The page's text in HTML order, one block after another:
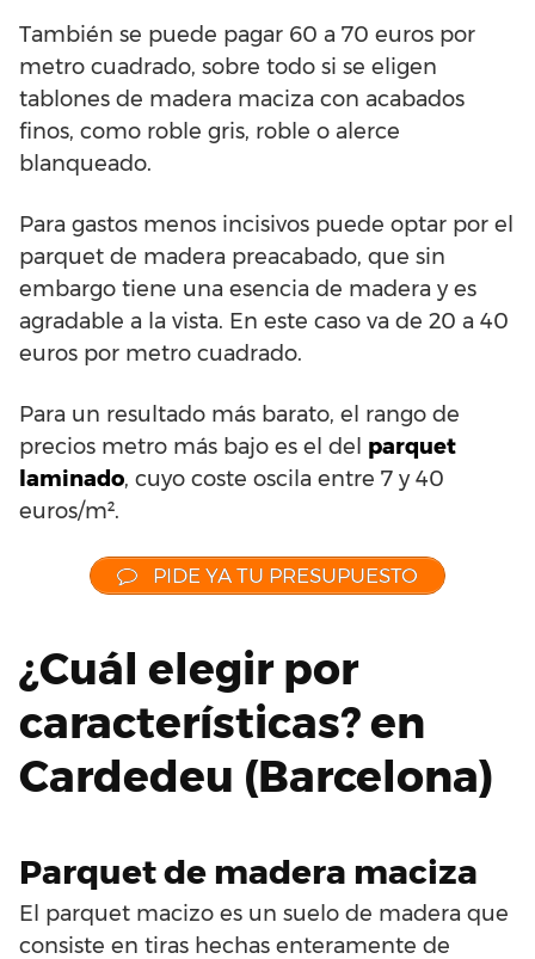
También se puede pagar 60 a 70 euros por
metro cuadrado, sobre todo si se eligen
tablones de madera maciza con acabados
finos, como roble gris, roble o alerce
blanqueado.
Para gastos menos incisivos puede optar por el
parquet de madera preacabado, que sin
embargo tiene una esencia de madera y es
agradable a la vista. En este caso va de 20 a 40
euros por metro cuadrado.
Para un resultado más barato, el rango de
precios metro más bajo es el del parquet
laminado, cuyo coste oscila entre 7 y 40
euros/m².
PIDE YA TU PRESUPUESTO
¿Cuál elegir por
características? en
Cardedeu (Barcelona)
Parquet de madera maciza
El parquet macizo es un suelo de madera que
consiste en tiras hechas enteramente de